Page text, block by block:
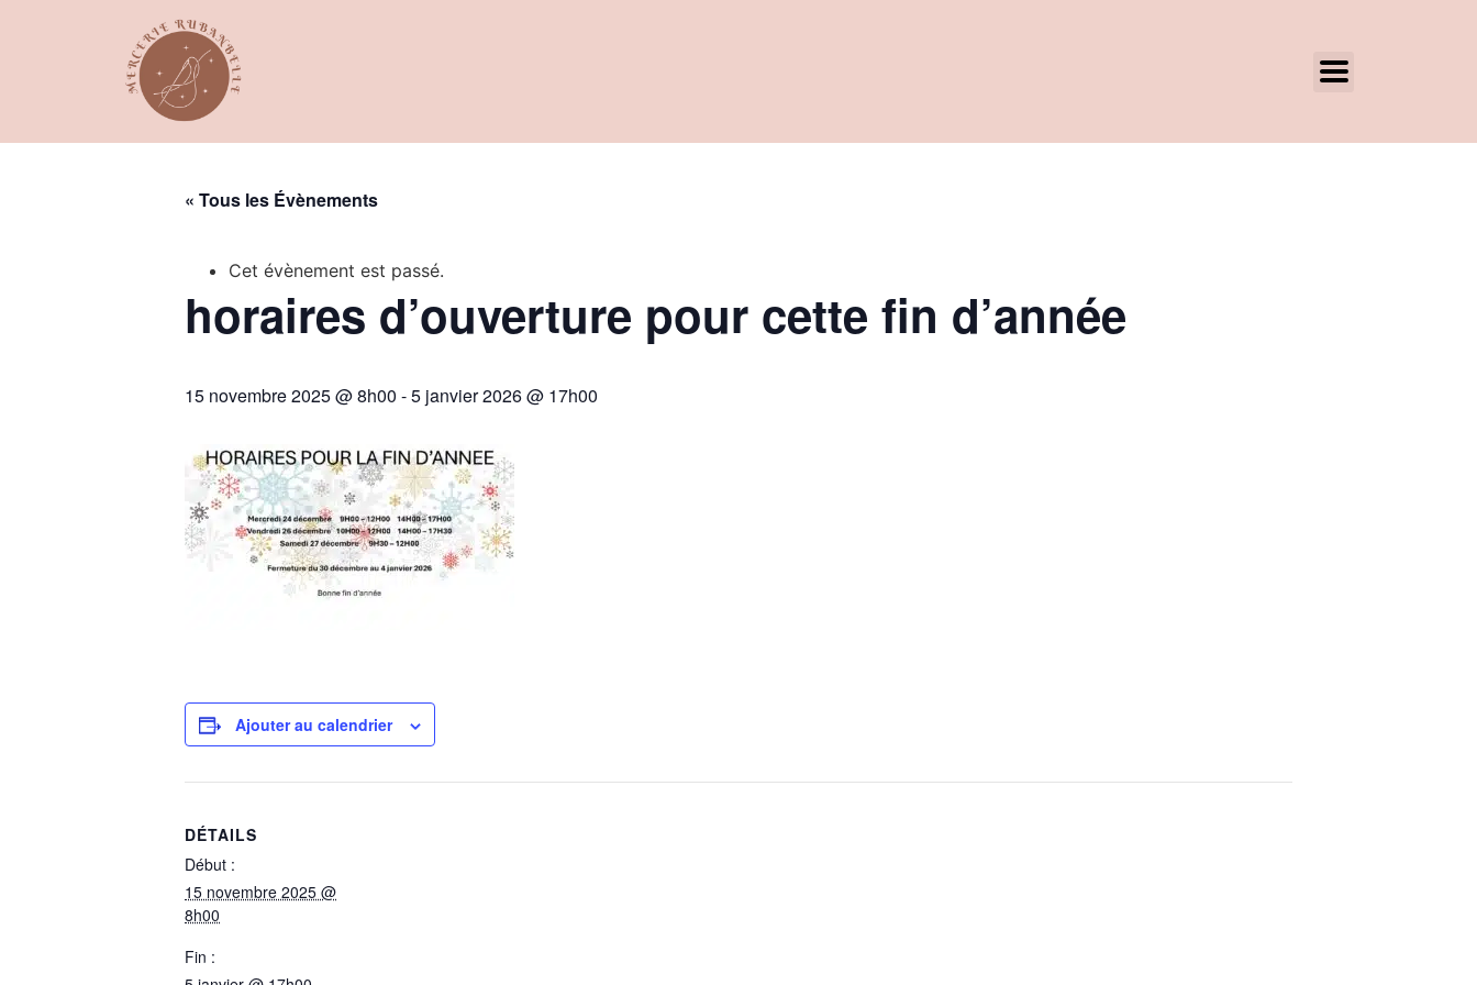
« Tous les Évènements
Cet évènement est passé.
horaires d’ouverture pour cette fin d’année
15 novembre 2025 @ 8h00 -5 janvier 2026 @ 17h00
Ajouter au calendrier
DÉTAILS
Début :
15 novembre 2025 @
8h00
Fin :